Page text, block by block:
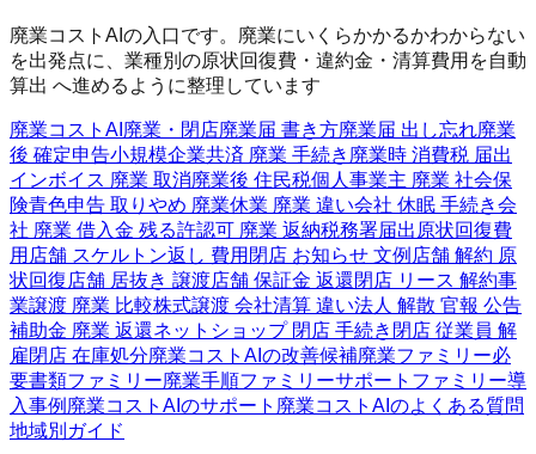
廃業コストAIの入口です。廃業にいくらかかるかわからない
を出発点に、業種別の原状回復費・違約金・清算費用を自動
算出 へ進めるように整理しています
廃業コストAI 廃業・閉店廃業届 書き方廃業届 出し忘れ廃業
後 確定申告小規模企業共済 廃業 手続き 廃業時 消費税 届出
インボイス 廃業 取消廃業後 住民税個人事業主 廃業 社会保
険青色申告 取りやめ 廃業休業 廃業 違い会社 休眠 手続き会
社 廃業 借入金 残る許認可 廃業 返納税務署届出 原状回復費
用 店舗 スケルトン返し 費用 閉店 お知らせ 文例 店舗 解約 原
状回復店舗 居抜き 譲渡店舗 保証金 返還閉店 リース 解約事
業譲渡 廃業 比較株式譲渡 会社清算 違い法人 解散 官報 公告
補助金 廃業 返還ネットショップ 閉店 手続き 閉店 従業員 解
雇閉店 在庫処分廃業コストAIの改善候補廃業ファミリー必
要書類ファミリー廃業手順ファミリーサポートファミリー導
入事例 廃業コストAIのサポート 廃業コストAIのよくある質問
地域別ガイド